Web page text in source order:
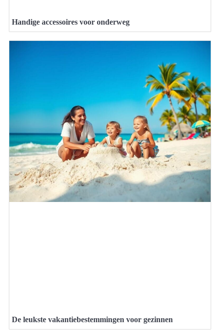
Handige accessoires voor onderweg
De leukste vakantiebestemmingen voor gezinnen